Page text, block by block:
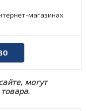
магазинах
могут